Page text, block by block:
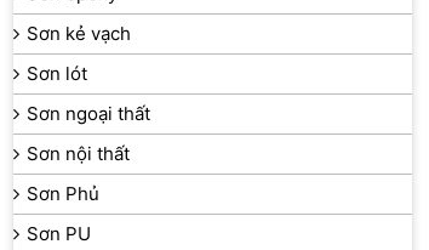
Sơn kẻ vạch
Sơn lót
Sơn ngoại thất
Sơn nội thất
Sơn Phủ
Sơn PU